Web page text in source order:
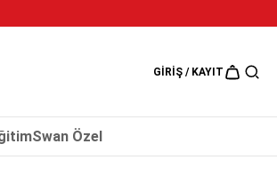
GIRIŞ / KAYIT
Swan Özel